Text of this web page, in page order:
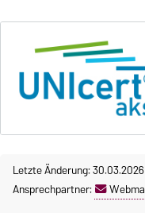
Letzte Änderung: 30.03.2026
Ansprechpartner: